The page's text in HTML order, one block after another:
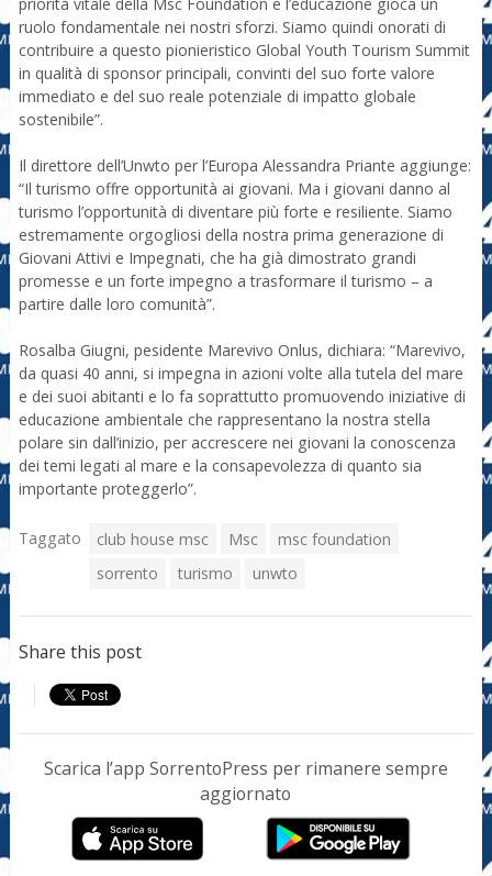
ruolo fondamentale nei nostri sforzi. Siamo quindi onorati di
contribuire a questo pionieristico Global Youth Tourism Summit
in qualità di sponsor principali, convinti del suo forte valore
immediato e del suo reale potenziale di impatto globale
sostenibile”.
Il direttore dell’Unwto per l’Europa Alessandra Priante aggiunge:
“Il turismo offre opportunità ai giovani. Ma i giovani danno al
turismo l’opportunità di diventare più forte e resiliente. Siamo
estremamente orgogliosi della nostra prima generazione di
Giovani Attivi e Impegnati, che ha già dimostrato grandi
promesse e un forte impegno a trasformare il turismo – a
partire dalle loro comunità”.
Rosalba Giugni, pesidente Marevivo Onlus, dichiara: “Marevivo,
da quasi 40 anni, si impegna in azioni volte alla tutela del mare
e dei suoi abitanti e lo fa soprattutto promuovendo iniziative di
educazione ambientale che rappresentano la nostra stella
polare sin dall’inizio, per accrescere nei giovani la conoscenza
dei temi legati al mare e la consapevolezza di quanto sia
importante proteggerlo”.
Taggato club house msc Msc
msc foundation
sorrento
turismo unwto
Share this post
Scarica l’app SorrentoPress per rimanere sempre
aggiornato